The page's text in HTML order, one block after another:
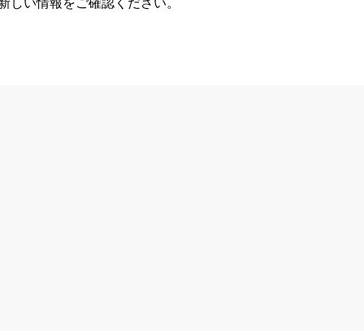
い情報をご確認ください。